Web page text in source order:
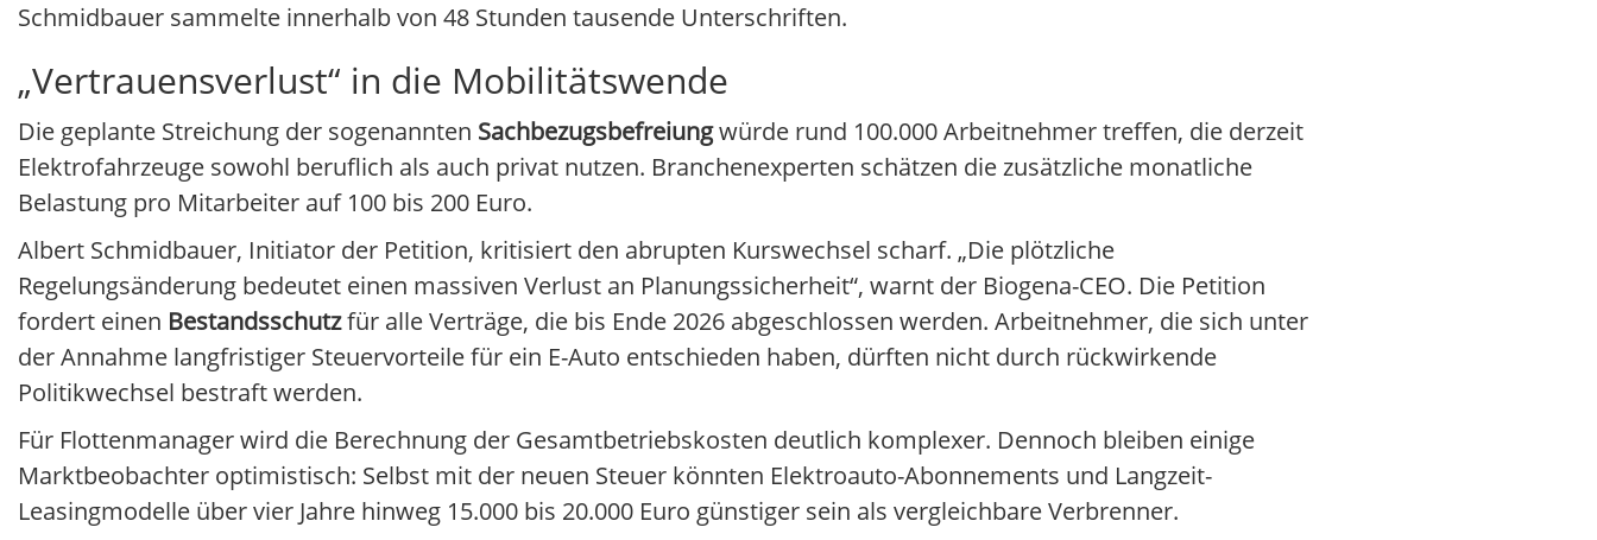
Schmidbauer sammelte innerhalb von 48 Stunden tausende Unterschriften.
„Vertrauensverlust“ in die Mobilitätswende
Die geplante Streichung der sogenannten Sachbezugsbefreiungwürde rund 100.000 Arbeitnehmer treffen, die derzeit
Elektrofahrzeuge sowohl beruflich als auch privat nutzen. Branchenexperten schätzen die zusätzliche monatliche
Belastung pro Mitarbeiter auf 100 bis 200 Euro.
Albert Schmidbauer, Initiator der Petition, kritisiert den abrupten Kurswechsel scharf. „Die plötzliche
Regelungsänderung bedeutet einen massiven Verlust an Planungssicherheit“, warnt der Biogena-CEO. Die Petition
fordert einen Bestandsschutzfür alle Verträge, die bis Ende 2026 abgeschlossen werden. Arbeitnehmer, die sich unter
der Annahme langfristiger Steuervorteile für ein E-Auto entschieden haben, dürften nicht durch rückwirkende
Politikwechsel bestraft werden.
Für Flottenmanager wird die Berechnung der Gesamtbetriebskosten deutlich komplexer. Dennoch bleiben einige
Marktbeobachter optimistisch: Selbst mit der neuen Steuer könnten Elektroauto-Abonnements und Langzeit-
Leasingmodelle über vier Jahre hinweg 15.000 bis 20.000 Euro günstiger sein als vergleichbare Verbrenner.